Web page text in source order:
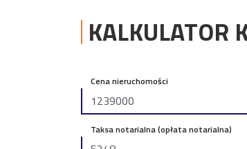
KALKULATOR
Cena nieruchomości
Taksa notarialna (opłata notarialna)